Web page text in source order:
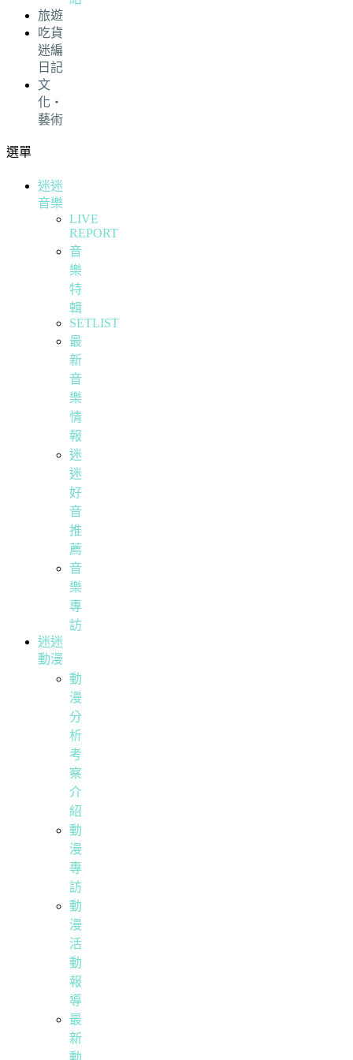
旅遊
吃貨
迷編
日記
文
化・
藝術
選單
迷迷
音樂
LIVE
REPORT
音
樂
特
輯
SETLIST
最
新
音
樂
情
報
迷
迷
好
音
推
薦
音
樂
專
訪
迷迷
動漫
動
漫
分
析
考
察
介
紹
動
漫
專
訪
動
漫
活
動
報
導
最
新
動